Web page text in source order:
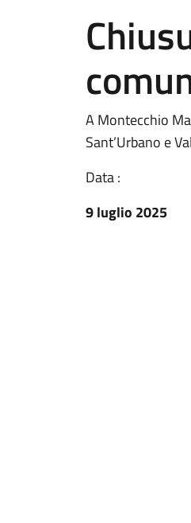
A Montecchio
Sant’Urbano e
Data :
9 luglio 2025